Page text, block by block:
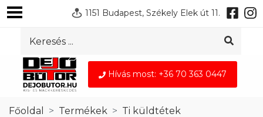
1151 Budapest, Székely Elek út 11.
Hívás most: +36 70 363 0447
Főoldal Termékek
Ti küldtétek